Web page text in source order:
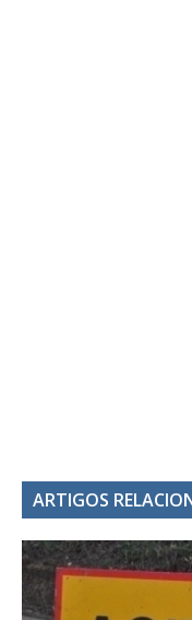
ARTIGOS